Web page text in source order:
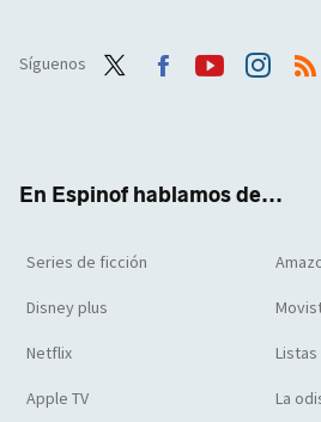
Síguenos
En Espinof hablamos de...
Series de ficción
Disney plus
Netflix Listas
Apple TV La